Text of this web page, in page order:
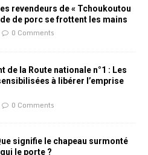
revendeurs de « Tchoukoutou
de porc se frottent les mains
0 Comments
de la Route nationale n°1 : Les
à libérer l’emprise
0 Comments
signifie le chapeau surmonté
le porte ?